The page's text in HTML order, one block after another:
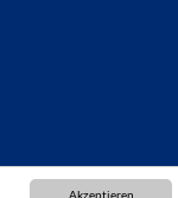
Akzeptieren